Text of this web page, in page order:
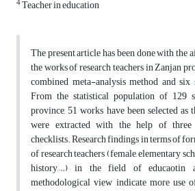
4Teacher in education
The present article has been done with
the works of research teachers in Zanjan
combined meta-analysis method and
From the statistical population of 129
province, 51 works have been selected as
were extracted with the help of three
checklists. Research findings in terms of
of research teachers (female, elementary
history,…) in the field of educaotin
methodological view indicate more use